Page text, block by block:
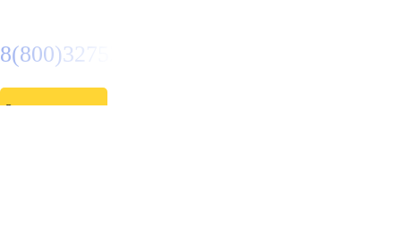
8(800)3275280
Заказать звонок